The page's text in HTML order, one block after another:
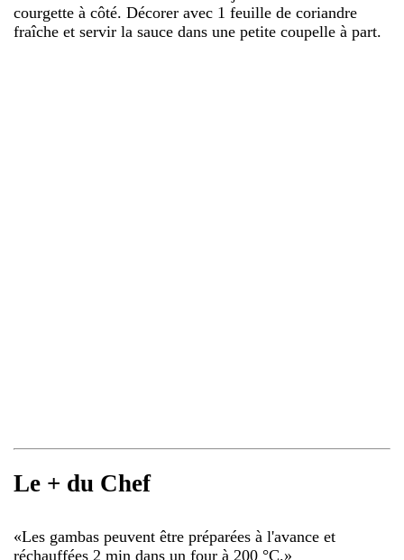
courgette à côté. Décorer avec 1 feuille de coriandre
fraîche et servir la sauce dans une petite coupelle à part.
Le + du Chef
«Les gambas peuvent être préparées à l'avance et
réchauffées 2 min dans un four à 200 °C.»